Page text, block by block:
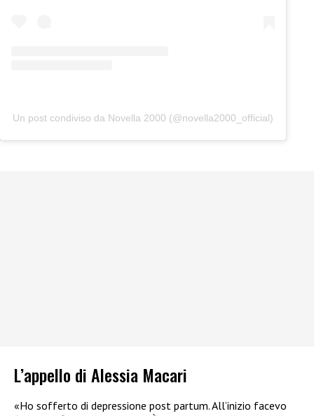
Un post condiviso da Novella 2000 (@novella2000_official)
L’appello di Alessia Macari
«Ho sofferto di depressione post partum. All’inizio facevo